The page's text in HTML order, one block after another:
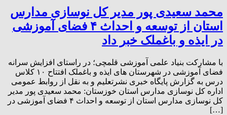
محمد سعیدی پور مدیر کل نوسازی مدارس
استان از توسعه و احداث ۴ فضای آموزشی
در ایذه و باغملک خبر داد
با مشارکت بنیاد علمی آموزشی قلمچی؛ در راستای افزایش سرانه
فضای آموزشی در شهرستان های ایذه و باغملک افتتاح ۱۰ کلاس
درس به گزارش پایگاه خبری نشرتعلیم و به نقل از روابط عمومی
اداره کل نوسازی مدارس استان خوزستان: محمد سعیدی پور مدیر
کل نوسازی مدارس استان از توسعه و احداث ۴ فضای آموزشی در
[…]